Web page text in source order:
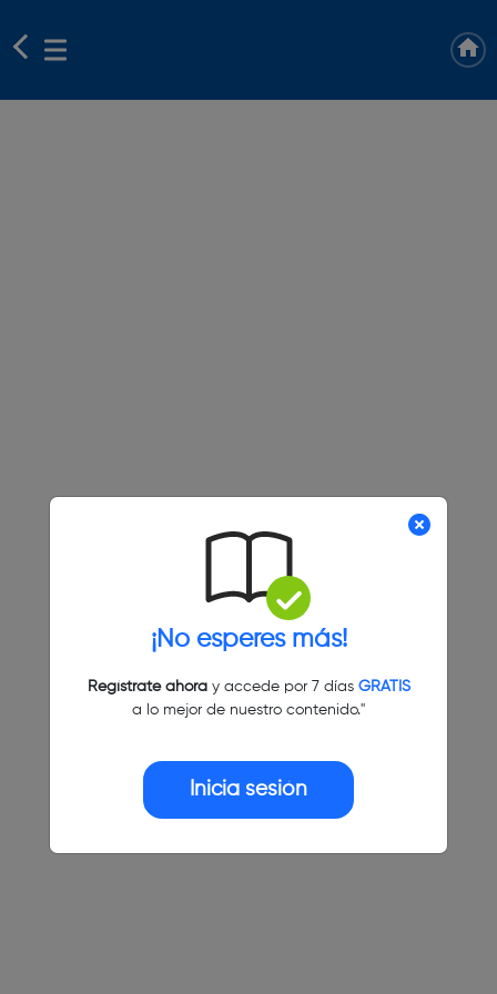
¡No esperes más!
Regístrate ahoray accede por 7 días GRATIS
a lo mejor de nuestro contenido."
Inicia sesión